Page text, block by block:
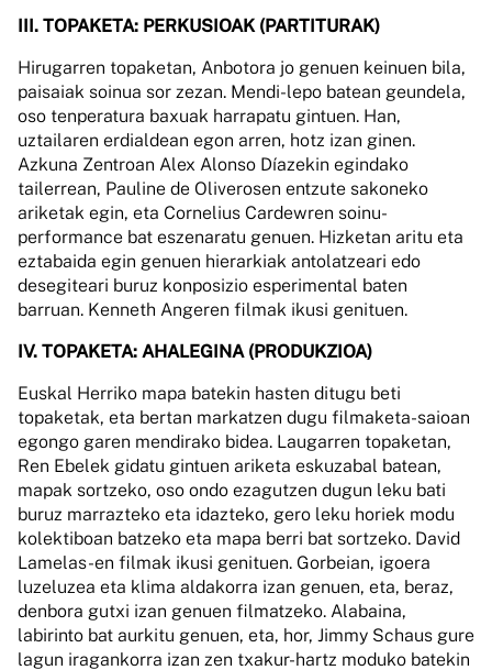
III. TOPAKETA: PERKUSIOAK (PARTITURAK)
Hirugarren topaketan, Anbotora jo genuen keinuen bila,
paisaiak soinua sor zezan. Mendi-lepo batean geundela,
oso tenperatura baxuak harrapatu gintuen. Han,
uztailaren erdialdean egon arren, hotz izan ginen.
Azkuna Zentroan Alex Alonso Díazekin egindako
tailerrean, Pauline de Oliverosen entzute sakoneko
ariketak egin, eta Cornelius Cardewren soinu-
performance bat eszenaratu genuen. Hizketan aritu eta
eztabaida egin genuen hierarkiak antolatzeari edo
desegiteari buruz konposizio esperimental baten
barruan. Kenneth Angeren filmak ikusi genituen.
IV. TOPAKETA: AHALEGINA (PRODUKZIOA)
Euskal Herriko mapa batekin hasten ditugu beti
topaketak, eta bertan markatzen dugu filmaketa-saioan
egongo garen mendirako bidea. Laugarren topaketan,
Ren Ebelek gidatu gintuen ariketa eskuzabal batean,
mapak sortzeko, oso ondo ezagutzen dugun leku bati
buruz marrazteko eta idazteko, gero leku horiek modu
kolektiboan batzeko eta mapa berri bat sortzeko. David
Lamelas-en filmak ikusi genituen. Gorbeian, igoera
luzeluzea eta klima aldakorra izan genuen, eta, beraz,
denbora gutxi izan genuen filmatzeko. Alabaina,
labirinto bat aurkitu genuen, eta, hor, Jimmy Schaus gure
lagun iragankorra izan zen txakur-hartz moduko batekin